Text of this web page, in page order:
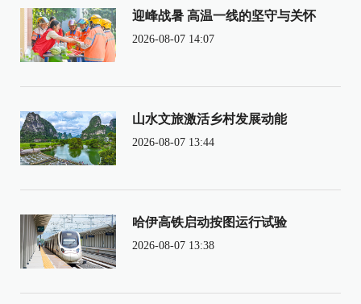
迎峰战暑 高温一线的坚守与关怀
2026-08-07 14:07
山水文旅激活乡村发展动能
2026-08-07 13:44
哈伊高铁启动按图运行试验
2026-08-07 13:38